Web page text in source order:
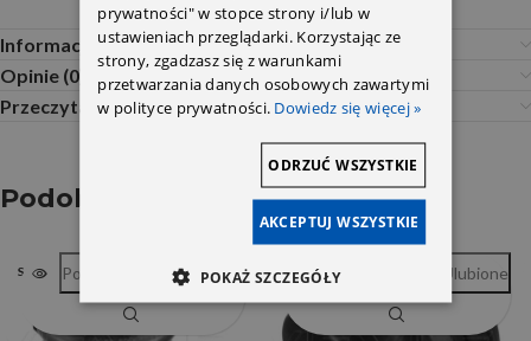
Informacje dodatkowe
Opinie (0)
Przeczytaj Przed Zakupem
Podobne produkty
SOLD OUTPorównywarka Ulubione SOLD OUTPorównywarka Ulubione
prywatności" w stopce strony i/lub w
ustawieniach przeglądarki. Korzystając ze
strony, zgadzasz się z warunkami
przetwarzania danych osobowych zawartymi
w polityce prywatności. Dowiedz się więcej »
AKCEPTUJ WSZYSTKIE
ODRZUĆ WSZYSTKIE
POKAŻ SZCZEGÓŁY